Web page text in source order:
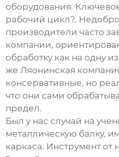
оборудования.
рабочий цикл?.
производители часто
компании,
обработку как на одну
же Ляонинская
консервативные, но
что они сами
предел.
Был у нас случай на
металлическую балку,
каркаса. Инструмент от